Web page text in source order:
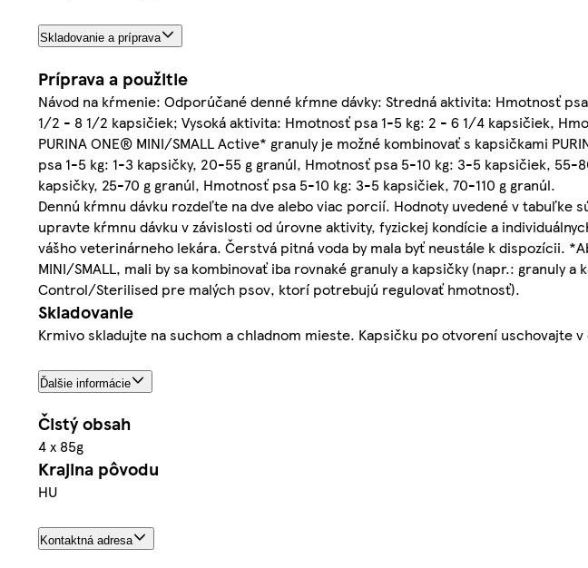
Skladovanie a príprava
Príprava a použitie
Návod na kŕmenie: Odporúčané denné kŕmne dávky: Stredná aktivita: Hmotnosť
1/2 - 8 1/2 kapsičiek; Vysoká aktivita: Hmotnosť psa 1-5 kg: 2 - 6 1/4 kapsičiek,
PURINA ONE® MINI/SMALL Active* granuly je možné kombinovať s kapsičkami
psa 1-5 kg: 1-3 kapsičky, 20-55 g granúl, Hmotnosť psa 5-10 kg: 3-5 kapsičiek, 55-
kapsičky, 25-70 g granúl, Hmotnosť psa 5-10 kg: 3-5 kapsičiek, 70-110 g granúl.
Dennú kŕmnu dávku rozdeľte na dve alebo viac porcií. Hodnoty uvedené v tabuľke
upravte kŕmnu dávku v závislosti od úrovne aktivity, fyzickej kondície a
vášho veterinárneho lekára. Čerstvá pitná voda by mala byť neustále k dispozícii.
MINI/SMALL, mali by sa kombinovať iba rovnaké granuly a kapsičky (napr.: granuly a
Control/Sterilised pre malých psov, ktorí potrebujú regulovať hmotnosť).
Skladovanie
Krmivo skladujte na suchom a chladnom mieste. Kapsičku po otvorení uschovajte
Ďalšie informácie
Čistý obsah
4 x 85g
Krajina pôvodu
HU
Kontaktná adresa